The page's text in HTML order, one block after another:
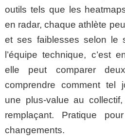
outils tels que les
en radar, chaque athlète
et ses faiblesses selon le
l’équipe technique, c’est
elle peut comparer
comprendre comment tel
une plus-value au
remplaçant. Pratique
changements.